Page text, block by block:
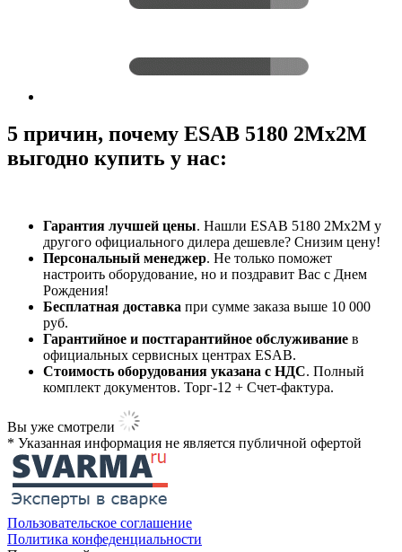
5 причин, почему ESAB 5180 2Mx2M
выгодно купить у нас:
Гарантия лучшей цены. Нашли ESAB 5180 2Mx2M у
другого официального дилера дешевле? Снизим цену!
Персональный менеджер. Не только поможет
настроить оборудование, но и поздравит Вас с Днем
Рождения!
Бесплатная доставка при сумме заказа выше 10 000
руб.
Гарантийное и постгарантийное обслуживание в
официальных сервисных центрах ESAB.
Стоимость оборудования указана с НДС. Полный
комплект документов. Торг-12 + Счет-фактура.​
Вы уже смотрели
* Указанная информация не является публичной офертой​
Пользовательское соглашение
Политика конфеденциальности